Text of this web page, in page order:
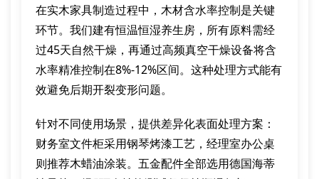
在实木家具制造过程中，木材含水率控制是关键
环节。我们建有恒温恒湿养生房，所有原料需经
过45天自然干燥，再通过高频真空干燥设备将含
水率精准控制在8%-12%区间。这种处理方式能有
效避免后期开裂变形问题。
针对不同使用场景，提供差异化表面处理方案：
财务室文件柜采用钢琴烤漆工艺，经理室办公桌
则推荐木蜡油涂装。五金配件全部选用德国海蒂